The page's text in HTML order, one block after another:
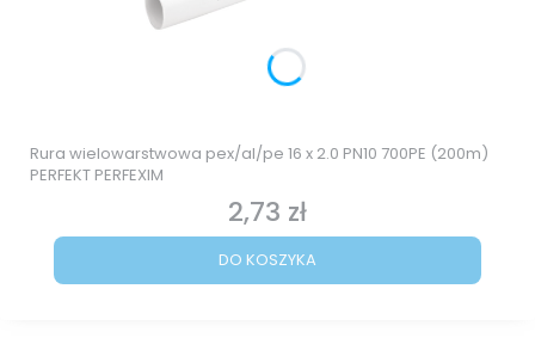
Rura wielowarstwowa pex/al/pe 16 x 2.0 PN10 700PE (200m)
PERFEKT PERFEXIM
Cena
2,73 zł
DO KOSZYKA